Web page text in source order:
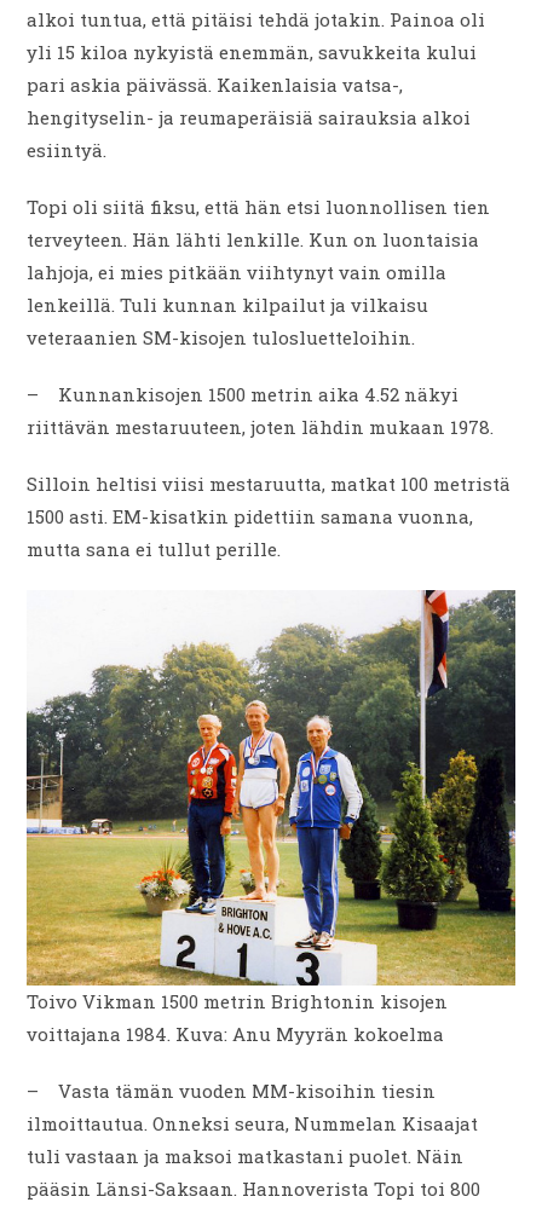
alkoi tuntua, että pitäisi tehdä jotakin. Painoa oli
yli 15 kiloa nykyistä enemmän, savukkeita kului
pari askia päivässä. Kaikenlaisia vatsa-,
hengityselin- ja reumaperäisiä sairauksia alkoi
esiintyä.
Topi oli siitä fiksu, että hän etsi luonnollisen tien
terveyteen. Hän lähti lenkille. Kun on luontaisia
lahjoja, ei mies pitkään viihtynyt vain omilla
lenkeillä. Tuli kunnan kilpailut ja vilkaisu
veteraanien SM-kisojen tulosluetteloihin.
– Kunnankisojen 1500 metrin aika 4.52 näkyi
riittävän mestaruuteen, joten lähdin mukaan 1978.
Silloin heltisi viisi mestaruutta, matkat 100 metristä
1500 asti. EM-kisatkin pidettiin samana vuonna,
mutta sana ei tullut perille.
Toivo Vikman 1500 metrin Brightonin kisojen
voittajana 1984. Kuva: Anu Myyrän kokoelma
– Vasta tämän vuoden MM-kisoihin tiesin
ilmoittautua. Onneksi seura, Nummelan Kisaajat
tuli vastaan ja maksoi matkastani puolet. Näin
pääsin Länsi-Saksaan. Hannoverista Topi toi 800